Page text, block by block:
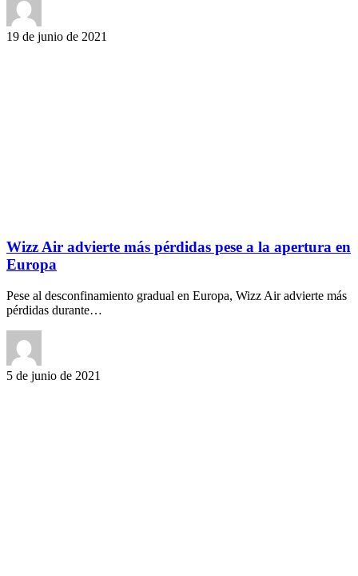
19 de junio de 2021
Wizz Air advierte más pérdidas pese a la apertura en
Europa
Pese al desconfinamiento gradual en Europa, Wizz Air advierte más
pérdidas durante…
5 de junio de 2021